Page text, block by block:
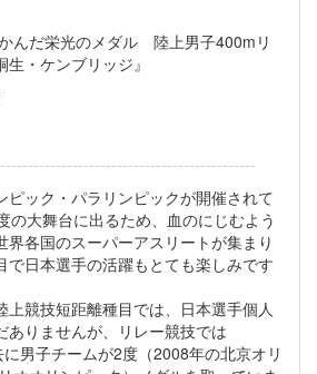
んだ栄光のメダル 陸上男子400mリ
・ケンブリッジ』
ック・パラリンピックが開催されて
の大舞台に出るため、血のにじむよう
界各国のスーパーアスリートが集まり
で日本選手の活躍もとても楽しみです
競技短距離種目では、日本選手個人
ありませんが、リレー競技では
男子チームが2度（2008年の北京オリ